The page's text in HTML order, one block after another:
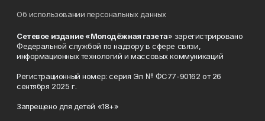
Об использовании персональных данных
Сетевое издание «Молодёжная газета» зарегистрировано
Федеральной службой по надзору в сфере связи,
информационных технологий и массовых коммуникаций
Регистрационный номер: серия Эл № ФС77-90162 от 26
сентября 2025 г.
Запрещено для детей «18+»